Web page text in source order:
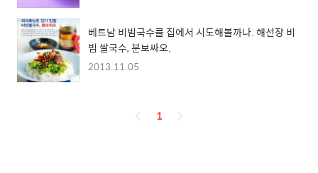
베트남 비빔국수를 집에서 시도해볼까나. 해선장 비
빔 쌀국수, 분보싸오.
2013.11.05
페
1